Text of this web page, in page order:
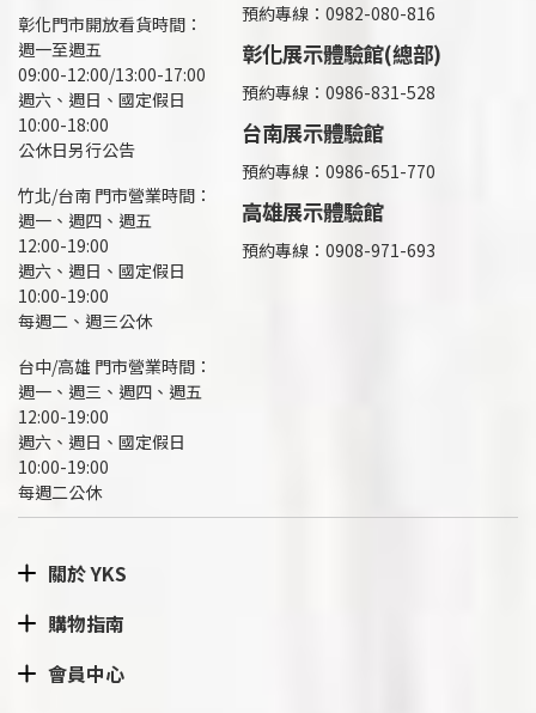
彰化門市開放看貨時間：
週一至週五
09:00-12:00/13:00-17:00
週六、週日、國定假日
10:00-18:00
公休日另行公告
竹北/台南 門市營業時間：
週一、週四、週五
12:00-19:00
週六、週日、國定假日
10:00-19:00
每週二、週三公休
台中/高雄 門市營業時間：
週一、週三、週四、週五
12:00-19:00
週六、週日、國定假日
10:00-19:00
每週二公休
預約專線：0982-080-816
彰化展示體驗館(總部)
預約專線： 0986-831-528
台南展示體驗館
預約專線：0986-651-770
高雄展示體驗館
預約專線： 0908-971-693
關於 YKS
購物指南
會員中心